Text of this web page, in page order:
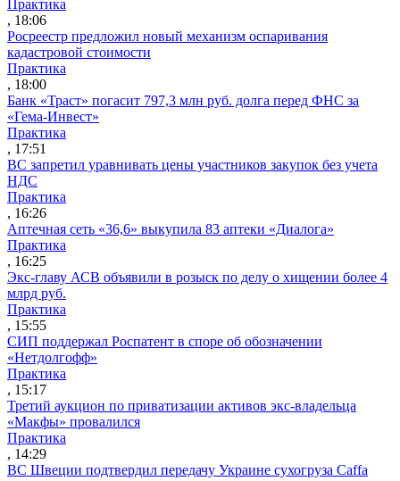
Практика
, 18:06
Росреестр предложил новый механизм оспаривания
кадастровой стоимости
Практика
, 18:00
Банк «Траст» погасит 797,3 млн руб. долга перед ФНС за
«Гема-Инвест»
Практика
, 17:51
ВС запретил уравнивать цены участников закупок без учета
НДС
Практика
, 16:26
Аптечная сеть «36,6» выкупила 83 аптеки «Диалога»
Практика
, 16:25
Экс-главу АСВ объявили в розыск по делу о хищении более 4
млрд руб.
Практика
, 15:55
СИП поддержал Роспатент в споре об обозначении
«Нетдолгофф»
Практика
, 15:17
Третий аукцион по приватизации активов экс-владельца
«Макфы» провалился
Практика
, 14:29
ВС Швеции подтвердил передачу Украине сухогруза Caffa